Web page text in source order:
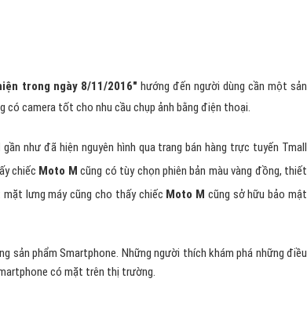
trong ngày 8/11/2016" hướng đến người dùng cần một sản
có camera tốt cho nhu cầu chụp ảnh bằng điện thoại.
gần như đã hiện nguyên hình qua trang bán hàng trực tuyến Tmall
chiếc Moto M cũng có tùy chọn phiên bản màu vàng đồng, thiết
lưng máy cũng cho thấy chiếc Moto M cũng sở hữu bảo mật
sản phẩm Smartphone. Những người thích khám phá những điều
có mặt trên thị trường.